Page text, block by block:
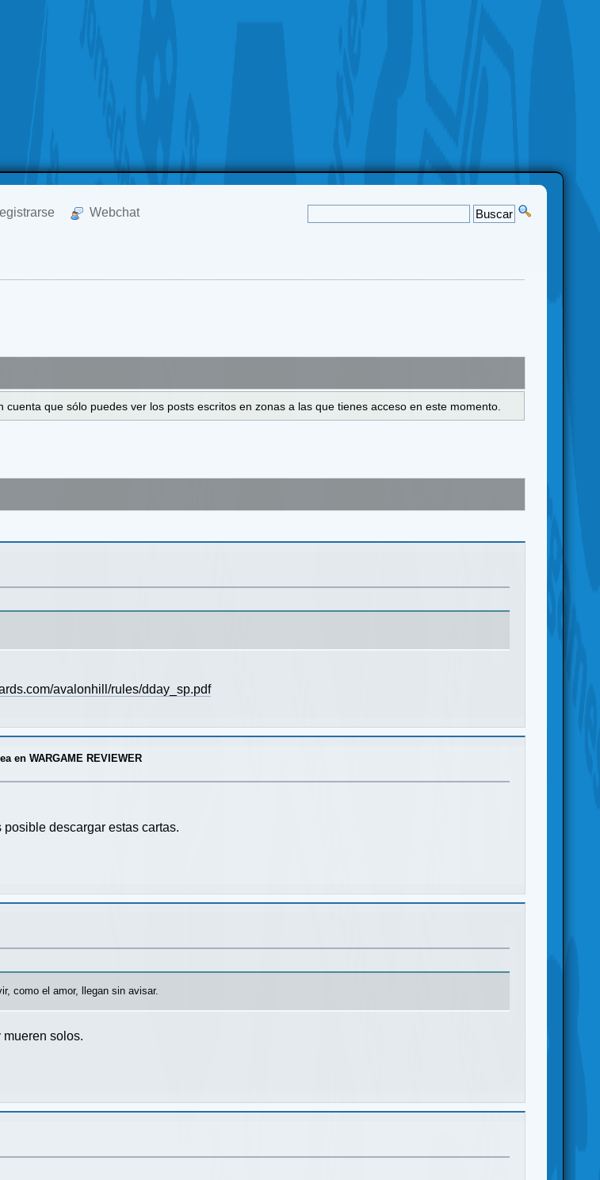
Webchat
que sólo puedes ver los posts escritos en zonas a las que tienes acceso en este momento.
avalonhill/rules/dday_sp.pdf
en WARGAME REVIEWER
descargar estas cartas.
como el amor, llegan sin avisar.
solos.